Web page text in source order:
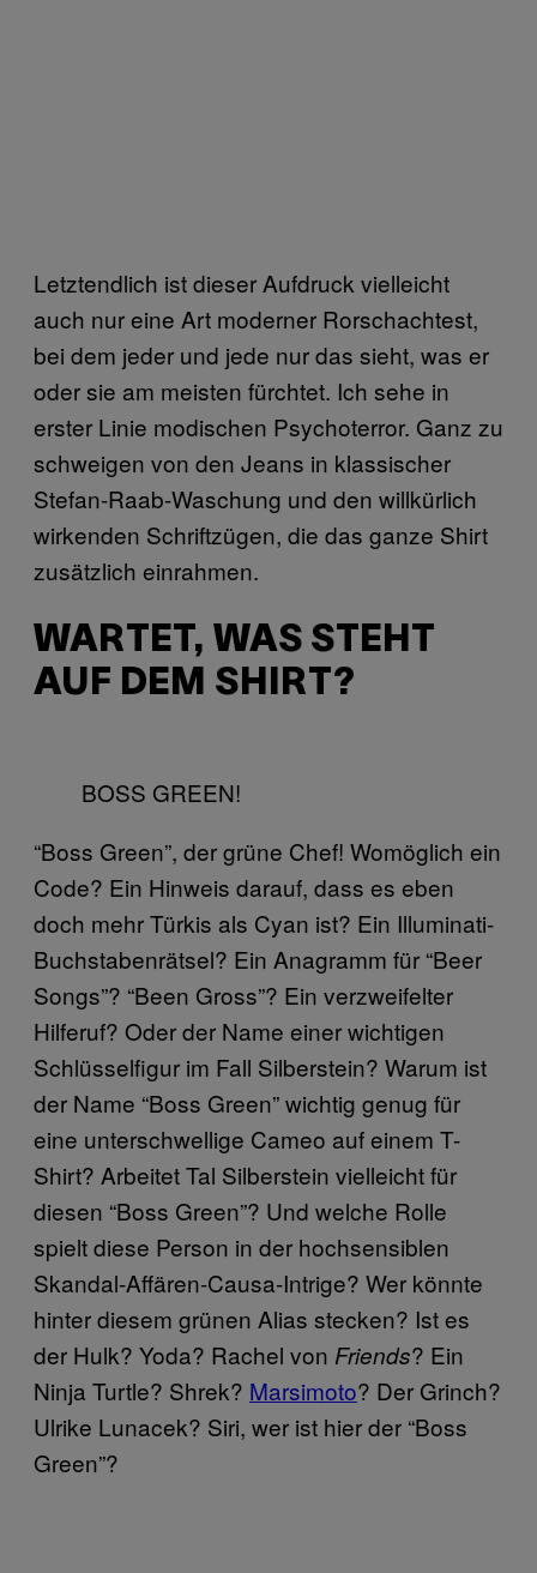
Letztendlich ist dieser Aufdruck vielleicht
auch nur eine Art moderner Rorschachtest,
bei dem jeder und jede nur das sieht, was er
oder sie am meisten fürchtet. Ich sehe in
erster Linie modischen Psychoterror. Ganz zu
schweigen von den Jeans in klassischer
Stefan-Raab-Waschung und den willkürlich
wirkenden Schriftzügen, die das ganze Shirt
zusätzlich einrahmen.
WARTET, WAS STEHT
AUF DEM SHIRT?
BOSS GREEN!
“Boss Green”, der grüne Chef! Womöglich ein
Code? Ein Hinweis darauf, dass es eben
doch mehr Türkis als Cyan ist? Ein Illuminati-
Buchstabenrätsel? Ein Anagramm für “Beer
Songs”? “Been Gross”? Ein verzweifelter
Hilferuf? Oder der Name einer wichtigen
Schlüsselfigur im Fall Silberstein? Warum ist
der Name “Boss Green” wichtig genug für
eine unterschwellige Cameo auf einem T-
Shirt? Arbeitet Tal Silberstein vielleicht für
diesen “Boss Green”? Und welche Rolle
spielt diese Person in der hochsensiblen
Skandal-Affären-Causa-Intrige? Wer könnte
hinter diesem grünen Alias stecken? Ist es
der Hulk? Yoda? Rachel von Friends? Ein
Ninja Turtle? Shrek? Marsimoto? Der Grinch?
Ulrike Lunacek? Siri, wer ist hier der “Boss
Green”?